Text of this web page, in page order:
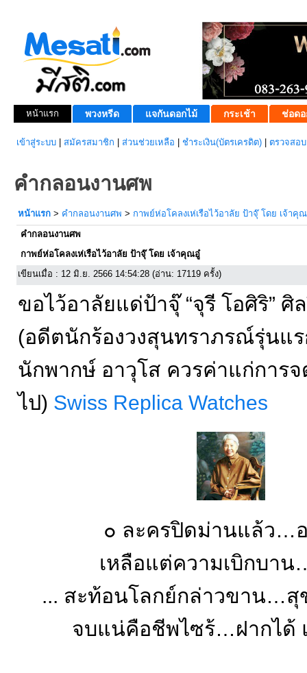
หน้าแรก พวงหรีด แจกันดอกไม้ กระเช้า ช่อดอ
เข้าสู่ระบบ สมัครสมาชิก ส่วนช่วยเหลือ ชำระเงิน(บัตรเครดิต) ตรวจสอ
คำกลอนงานศพ
หน้าแรก > คำกลอนงานศพ > กาพย์ห่อโคลงเห่เรือไว้อาลัย ป้าจุ๊ โดย เจ้าคุ
คำกลอนงานศพ
กาพย์ห่อโคลงเห่เรือไว้อาลัย ป้าจุ๊ โดย เจ้าคุณอู๋
เขียนเมื่อ : 12 มิ.ย. 2566 14:54:28 (อ่าน: 17119 ครั้ง)
ขอไว้อาลัยแด่ป้าจุ๊ “จุรี โอศิริ”
(อดีตนักร้องวงสุนทราภรณ์รุ่นแร
นักพากษ์ อาวุโส ควรค่าแก่การ
ไป) Swiss Replica Watches
๐ ละครปิดม่านแล้ว…
เหลือแต่ความเบิกบาน
... สะท้อนโลกย์กล่าวขาน…สุ
จบแน่คือชีพไซร้…ฝากได้